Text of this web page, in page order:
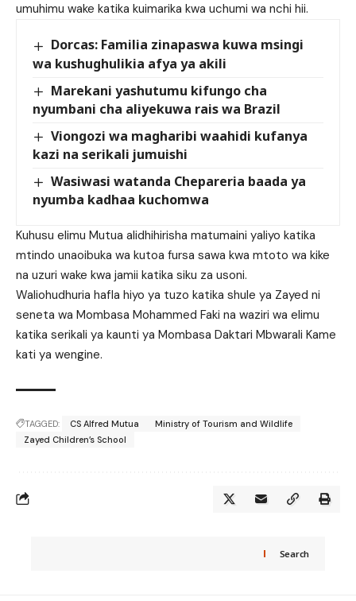
umuhimu wake katika kuimarika kwa uchumi wa nchi hii.
Dorcas: Familia zinapaswa kuwa msingi
wa kushughulikia afya ya akili
Marekani yashutumu kifungo cha
nyumbani cha aliyekuwa rais wa Brazil
Viongozi wa magharibi waahidi kufanya
kazi na serikali jumuishi
Wasiwasi watanda Chepareria baada ya
nyumba kadhaa kuchomwa
Kuhusu elimu Mutua alidhihirisha matumaini yaliyo katika
mtindo unaoibuka wa kutoa fursa sawa kwa mtoto wa kike
na uzuri wake kwa jamii katika siku za usoni.
Waliohudhuria hafla hiyo ya tuzo katika shule ya Zayed ni
seneta wa Mombasa Mohammed Faki na waziri wa elimu
katika serikali ya kaunti ya Mombasa Daktari Mbwarali Kame
kati ya wengine.
TAGGED: CS Alfred Mutua
Ministry of Tourism and Wildlife
Zayed Children’s School
Search